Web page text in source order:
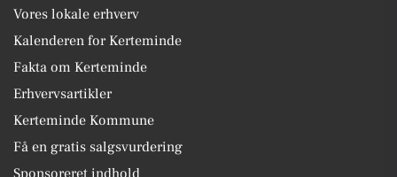
Vores lokale erhverv
Kalenderen for Kerteminde
Fakta om Kerteminde
Erhvervsartikler
Kerteminde Kommune
Få en gratis salgsvurdering